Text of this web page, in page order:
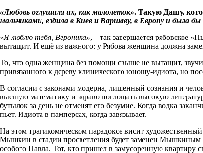
«Любовь оглушила их, как малолеток». Такую Дашу,
мальчиками, ездила в Киев и Варшаву, в Европу и была
«Я люблю тебя, Вероника», – так завершается рябовское
вытащит. И ещё из важного: у Рябова женщина должна
То, что одна женщина без помощи свыше не вытащит,
привязанного к дереву клинического юношу-идиота, но
В согласии с законами модерна, лишенный сознания и
высшую математику и здраво поглощать высокую
бутылок за день не отменят его безумие. Когда водка
пьет. Идиота в памперсах, когда завязывает.
На этом трагикомическом парадоксе висит
Мышкин в стадии просветления будет заменен Мышкиным в
особого Павла. Тот, кто пришел в замусоренную квартиру